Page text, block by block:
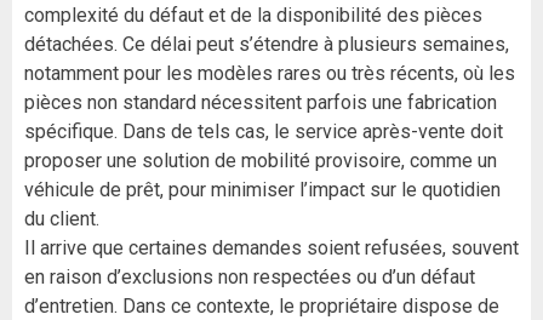
complexité du défaut et de la disponibilité des pièces
détachées. Ce délai peut s’étendre à plusieurs semaines,
notamment pour les modèles rares ou très récents, où les
pièces non standard nécessitent parfois une fabrication
spécifique. Dans de tels cas, le service après-vente doit
proposer une solution de mobilité provisoire, comme un
véhicule de prêt, pour minimiser l’impact sur le quotidien
du client.
Il arrive que certaines demandes soient refusées, souvent
en raison d’exclusions non respectées ou d’un défaut
d’entretien. Dans ce contexte, le propriétaire dispose de